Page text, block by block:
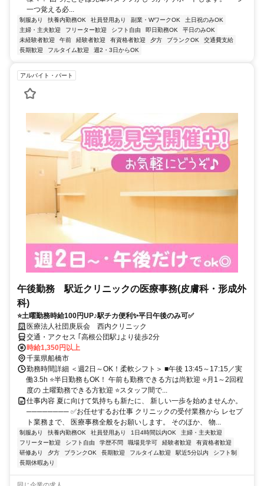
一つ覚える必...
制服あり 扶養内勤務OK 社員登用あり 副業・WワークOK
土日祝のみOK
主婦・主夫歓迎
フリーター歓迎 シフト自由 即日勤務OK
平日のみOK
未経験者歓迎
午前 経験者歓迎 有資格者歓迎 夕方 ブランクOK
交通費支給
長期歓迎
フルタイム歓迎 週2・3日からOK
アルバイト・パート
午後勤務 駅近クリニックの医療事務(皮膚科・形成外
科)
⭐土曜勤務時給100円UP♪駅チカ便利✨平日午後のみ可✅
医療法人社団庚辰会 西内クリニック
交通・アクセス ｢高根公団駅｣より徒歩2分
時給1,350円以上
千葉県船橋市
勤務時間詳細 ＜週2日～OK！柔軟シフト＞ ■午後 13:45～17:15／実
働3.5h ⭐半日勤務もOK！ 午前も勤務できる方は尚歓迎 ⭐月1～2回程
度の 土曜勤務できる方歓迎 ⭐スタッフ間で...
仕事内容 夏に向けて気持ちも新たに、 新しい一歩を始めませんか。
──────── ✅お任せするお仕事 クリニックの受付業務から レセプ
ト業務まで、 医療事務全般をお願いします。 そのほか、 物...
制服あり 扶養内勤務OK 社員登用あり 1日4時間以内OK
主婦・主夫歓迎
フリーター歓迎
シフト自由 学歴不問 職場見学可 経験者歓迎
有資格者歓迎
研修あり
夕方 ブランクOK 長期歓迎 フルタイム歓迎 駅近5分以内
シフト制
長期休暇あり